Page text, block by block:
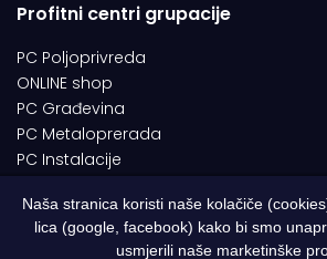
Profitni centri grupacije
PC Poljoprivreda
ONLINE shop
PC Građevina
PC Metaloprerada
PC Instalacije
© 1994-2026 | ITC d.o.o. Zenica. Sva prava
Naša stranica koristi naše kolačiče
lica (google, facebook) kako bi smo
usmjerili naše marketinške